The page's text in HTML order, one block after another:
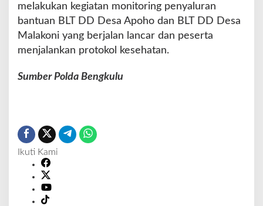
g
a
K
a
h
melakukan kegiatan monitoring penyaluran
bantuan BLT DD Desa Apoho dan BLT DD Desa
Malakoni yang berjalan lancar dan peserta
menjalankan protokol kesehatan.
Sumber Polda Bengkulu
Ikuti Kami